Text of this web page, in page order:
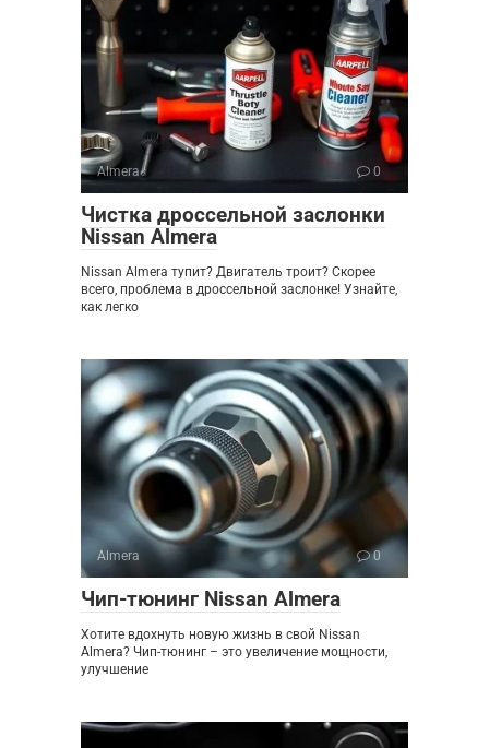
Almera 0
Чистка дроссельной заслонки
Nissan Almera
Nissan Almera тупит? Двигатель троит? Скорее
всего, проблема в дроссельной заслонке! Узнайте,
как легко
Almera 0
Чип-тюнинг Nissan Almera
Хотите вдохнуть новую жизнь в свой Nissan
Almera? Чип-тюнинг – это увеличение мощности,
улучшение